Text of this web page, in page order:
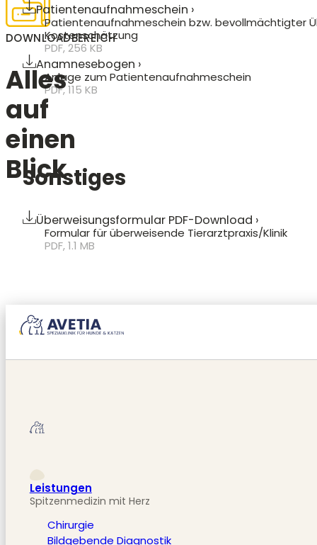
DOWNLOADBEREICH
Alles
auf
einen
Blick
Patientenaufnahmeschein ›
Patientenaufnahmeschein bzw. bevollmächtigter
Kostenschätzung
PDF, 256 KB
Anamnesebogen ›
Anlage zum Patientenaufnahmeschein
PDF, 115 KB
Sonstiges
Überweisungsformular PDF-Download ›
Formular für überweisende Tierarztpraxis/Klinik
PDF, 1.1 MB
Leistungen
Spitzenmedizin mit Herz
Chirurgie
Bildgebende Diagnostik